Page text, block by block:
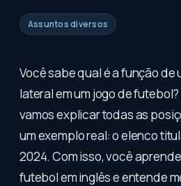
Assuntos diversos
Você sabe qual é a função de
lateral em um jogo de
vamos explicar todas as
um exemplo real: o elenco
2024. Com isso, você
futebol em inglês e entende